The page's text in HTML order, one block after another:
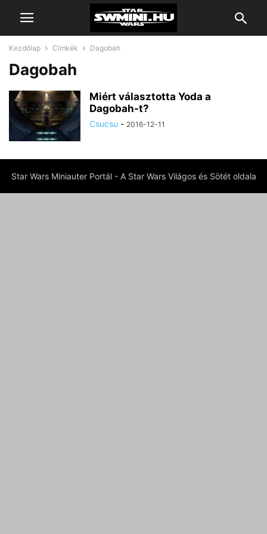
Kezdőlap Címkék Dagobah
Dagobah
Miért választotta Yoda a
Dagobah-t?
Csucsu - 2016-12-11
Star Wars Miniauter Portál - A Star Wars Világos és Sötét oldala